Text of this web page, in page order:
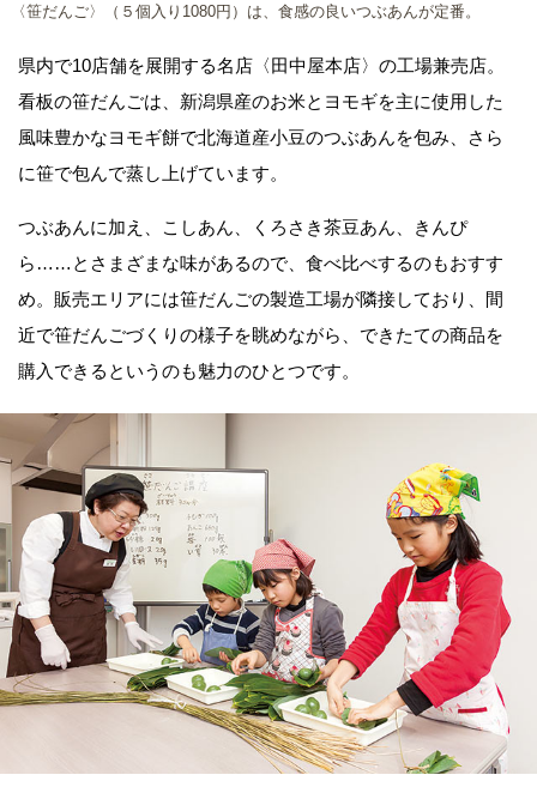
〈笹だんご〉（５個入り1080円）は、食感の良いつぶあんが定番。
県内で10店舗を展開する名店〈田中屋本店〉の工場兼売店。
看板の笹だんごは、新潟県産のお米とヨモギを主に使用した
風味豊かなヨモギ餅で北海道産小豆のつぶあんを包み、さら
に笹で包んで蒸し上げています。
つぶあんに加え、こしあん、くろさき茶豆あん、きんぴ
ら……とさまざまな味があるので、食べ比べするのもおすす
め。販売エリアには笹だんごの製造工場が隣接しており、間
近で笹だんごづくりの様子を眺めながら、できたての商品を
購入できるというのも魅力のひとつです。